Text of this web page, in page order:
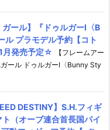
ガール】『ドゥルガーI〈B
プラモデル予約【コト
月発売予定☆
【フレームアー
ール ドゥルガーI〈Bunny Sty
DESTINY】S.H.フィギ
（オーブ連合首長国パイ